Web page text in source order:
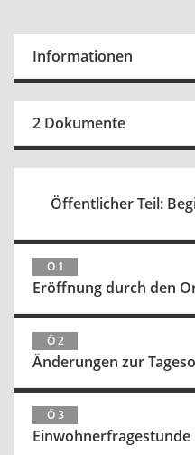
Informationen
2 Dokumente
Öffentlicher Teil:
Ö 1
Eröffnung durch den
Ö 2
Änderungen zur
Ö 3
Einwohnerfragestunde